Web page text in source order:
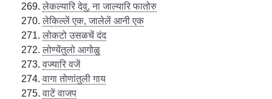
लेकल्यारि देवु, ना जाल्यारि फातोरु
लेकिल्लें एक, जालेलें आनी एक
लोकटो उसळचें दंद
लोण्येंतुलो आगोळु
वज्यारि वजें
वागा तोणांतुली गाय
वाटें वाजप